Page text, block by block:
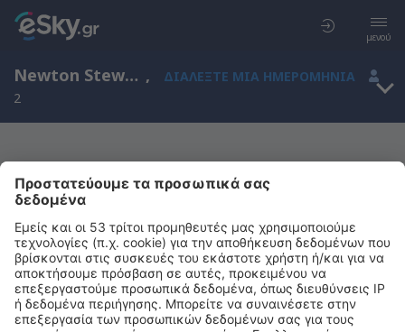
μενού
Newton Stewart, Scotland, Ηνωμένο Βασίλειο ,
ΔΙΑΛΈΞΤΕ ΜΙΑ ΗΜΕΡΟΜΗΝΊΑ
2
Μας συγχωρείτε, δεν υπάρχουν
αποτελέσματα για την αναζήτησή σας
Προσπαθήστε να κάνετε αναζήτηση με διαφορετικά κριτήρια